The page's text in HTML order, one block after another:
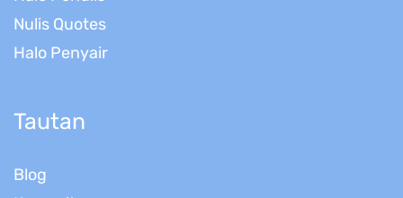
Nulis Quotes
Halo Penyair
Tautan
Blog